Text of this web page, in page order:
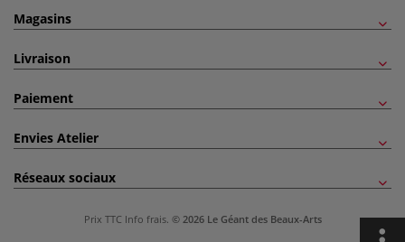
Magasins
Livraison
Paiement
Envies Atelier
Réseaux sociaux
Prix TTC Info frais. © 2026 Le Géant des Beaux-Arts